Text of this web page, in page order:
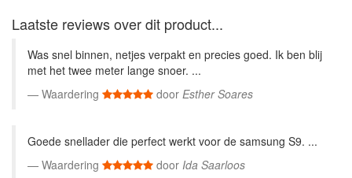
Laatste reviews over dit product...
Was snel binnen, netjes verpakt en precies goed. Ik ben blij
met het twee meter lange snoer. ...
Waardering
door Esther Soares
Goede snellader die perfect werkt voor de samsung S9. ...
Waardering
door Ida Saarloos